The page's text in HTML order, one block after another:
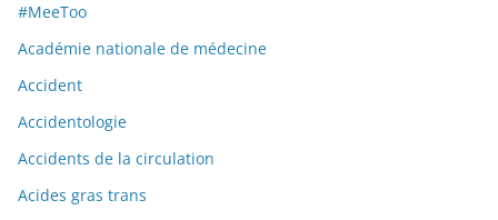
#MeeToo
Académie nationale de médecine
Accident
Accidentologie
Accidents de la circulation
Acides gras trans